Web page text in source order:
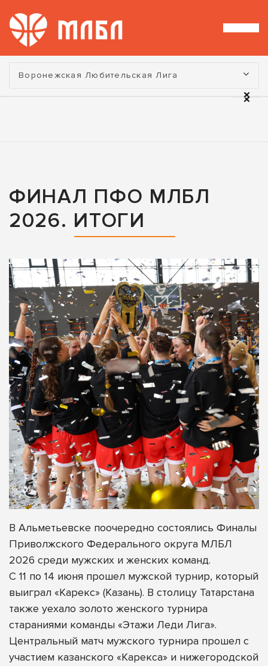
Турнир:
Воронежская Любительская Лига
ФИНАЛ ПФО МЛБЛ
2026. ИТОГИ
В Альметьевске поочередно состоялись Финалы
Приволжского Федерального округа МЛБЛ
2026 среди мужских и женских команд.
С 11 по 14 июня прошел мужской турнир, который
выиграл «Карекс» (Казань). В столицу Татарстана
также уехало золото женского турнира
стараниями команды «Этажи Леди Лига».
Центральный матч мужского турнира прошел с
участием казанского «Карекса» и нижегородской